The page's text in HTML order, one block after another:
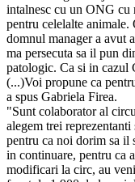
intalnesc cu un ONG cu
pentru celelalte animale.
domnul manager a avut
ma persecuta sa il pun
patologic. Ca si in cazul
(...)Voi propune ca
a spus Gabriela Firea.
"Sunt colaborator al
alegem trei
pentru ca noi dorim sa il
in continuare, pentru ca
modificari la circ, au